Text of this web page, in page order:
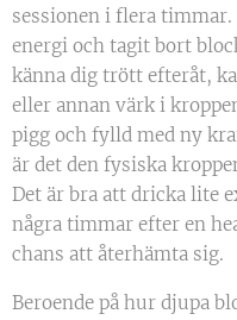
sessionen i flera timmar.
energi och tagit bort
känna dig trött efteråt,
eller annan värk i
pigg och fylld med ny
är det den fysiska
Det är bra att dricka lite
några timmar efter en
chans att återhämta sig.
Beroende på hur djupa